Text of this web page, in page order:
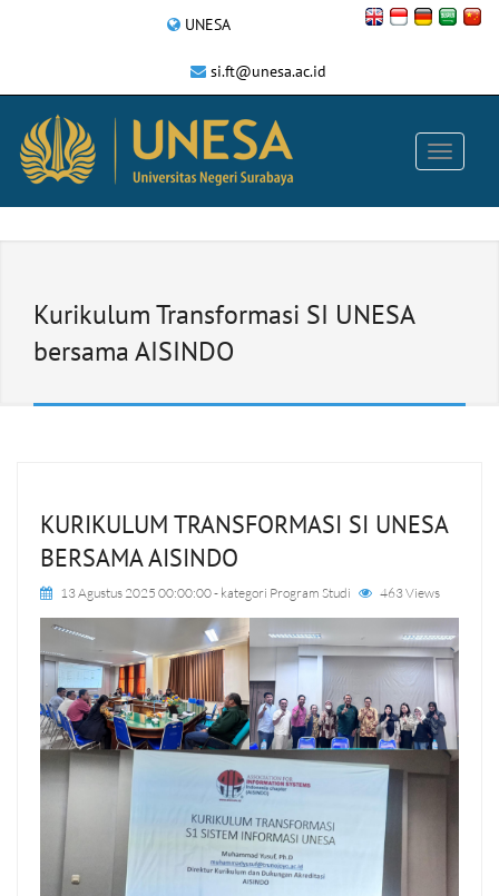
UNESA
si.ft@unesa.ac.id
Kurikulum Transformasi SI UNESA
bersama AISINDO
KURIKULUM TRANSFORMASI SI UNESA
BERSAMA AISINDO
13 Agustus 2025 00:00:00- kategori Program Studi 463 Views